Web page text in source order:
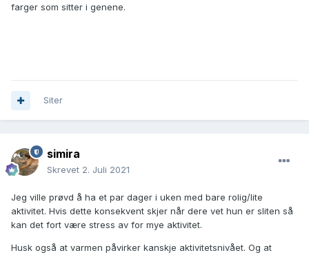
farger som sitter i genene.
Siter
simira
Skrevet 2. Juli 2021
Jeg ville prøvd å ha et par dager i uken med bare rolig/lite
aktivitet. Hvis dette konsekvent skjer når dere vet hun er sliten så
kan det fort være stress av for mye aktivitet.
Husk også at varmen påvirker kanskje aktivitetsnivået. Og at